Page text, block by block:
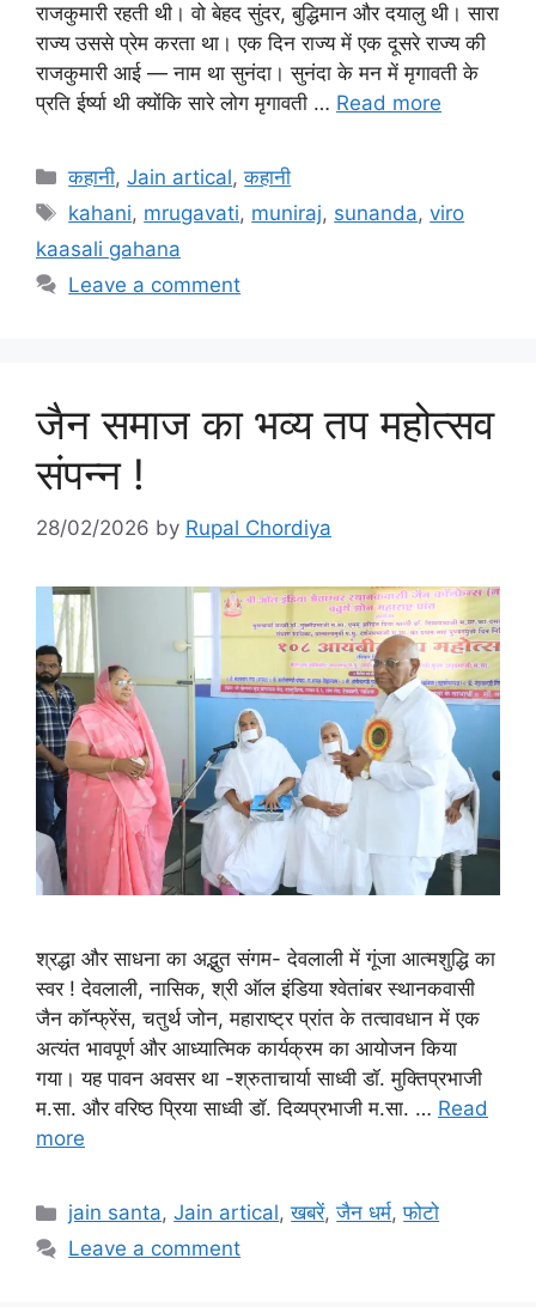
राजकुमारी रहती थी। वो बेहद सुंदर, बुद्धिमान और दयालु थी। सारा
राज्य उससे प्रेम करता था। एक दिन राज्य में एक दूसरे राज्य की
राजकुमारी आई — नाम था सुनंदा। सुनंदा के मन में मृगावती के
प्रति ईर्ष्या थी क्योंकि सारे लोग मृगावती … Read more
Categories
कहानी,Jain artical,कहानी
Tags
kahani, mrugavati, muniraj, sunanda,viro
kaasali gahana
Leave a comment
जैन समाज का भव्य तप महोत्सव
संपन्न !
28/02/2026 by Rupal Chordiya
श्रद्धा और साधना का अद्भुत संगम- देवलाली में गूंजा आत्मशुद्धि का
स्वर ! देवलाली, नासिक, श्री ऑल इंडिया श्वेतांबर स्थानकवासी
जैन कॉन्फ्रेंस, चतुर्थ जोन, महाराष्ट्र प्रांत के तत्वावधान में एक
अत्यंत भावपूर्ण और आध्यात्मिक कार्यक्रम का आयोजन किया
गया। यह पावन अवसर था -श्रुताचार्या साध्वी डॉ. मुक्तिप्रभाजी
म.सा. और वरिष्ठ प्रिया साध्वी डॉ. दिव्यप्रभाजी म.सा. … Read
more
Categories
jain santa,Jain artical,खबरें,जैन धर्म,फोटो
Leave a comment